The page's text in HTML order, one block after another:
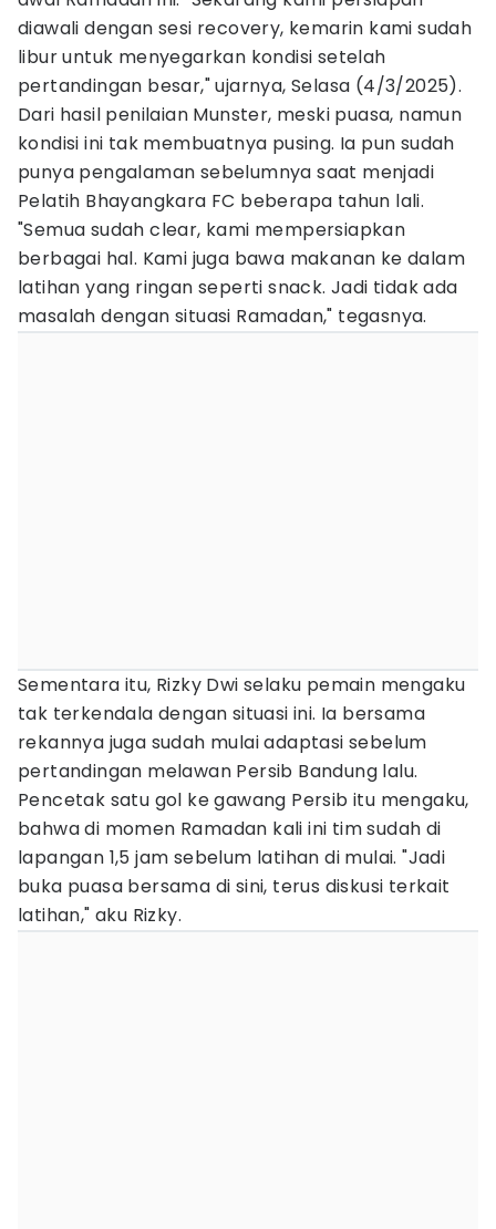
diawali dengan sesi recovery, kemarin kami sudah
libur untuk menyegarkan kondisi setelah
pertandingan besar," ujarnya, Selasa (4/3/2025).
Dari hasil penilaian Munster, meski puasa, namun
kondisi ini tak membuatnya pusing. Ia pun sudah
punya pengalaman sebelumnya saat menjadi
Pelatih Bhayangkara FC beberapa tahun lali.
"Semua sudah clear, kami mempersiapkan
berbagai hal. Kami juga bawa makanan ke dalam
latihan yang ringan seperti snack. Jadi tidak ada
masalah dengan situasi Ramadan," tegasnya.
Sementara itu, Rizky Dwi selaku pemain mengaku
tak terkendala dengan situasi ini. Ia bersama
rekannya juga sudah mulai adaptasi sebelum
pertandingan melawan Persib Bandung lalu.
Pencetak satu gol ke gawang Persib itu mengaku,
bahwa di momen Ramadan kali ini tim sudah di
lapangan 1,5 jam sebelum latihan di mulai. "Jadi
buka puasa bersama di sini, terus diskusi terkait
latihan," aku Rizky.